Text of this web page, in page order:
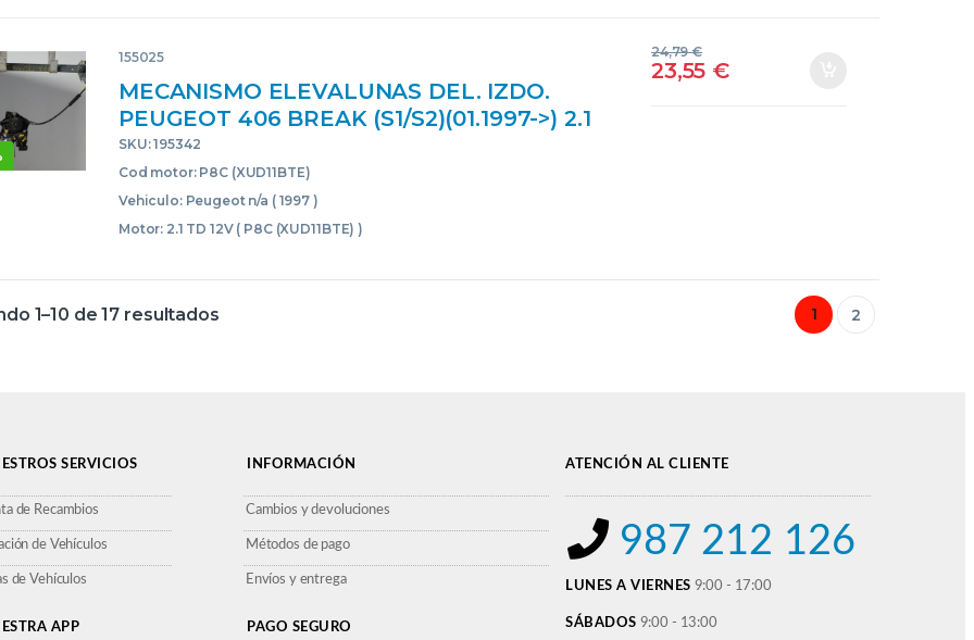
155025
MECANISMO ELEVALUNAS DEL. IZDO.
PEUGEOT 406 BREAK (S1/S2)(01.1997->) 2.1
TD 12V P8C (XUD11BTE) P8C(XUD11BTE) 111
169 XXX 662 111169XXX662 0130921674
130921674 AZUL DELANTERAS
DELANTEROS IZQUIERDAS IZQUIERDOS
SKU: 195342
Cod motor: P8C (XUD11BTE)
Vehiculo: Peugeot n/a ( 1997 )
Motor: 2.1 TD 12V ( P8C (XUD11BTE) )
23,55 €
24,79€
1–10 de 17 resultados 1 2
SERVICIOS
de Recambios
de Vehículos
de Vehículos
APP
INFORMACIÓN
Cambios y devoluciones
Métodos de pago
Envíos y entrega
PAGO SEGURO
ATENCIÓN AL CLIENTE
987 212 126
LUNES A VIERNES 9:00 - 17:00
SÁBADOS 9:00 - 13:00